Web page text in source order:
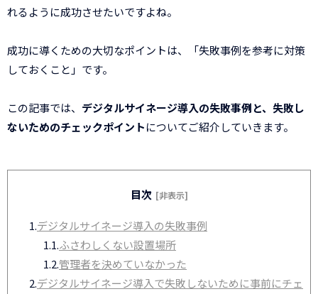
れるように成功させたいですよね。
成功に導くための大切なポイントは、「失敗事例を参考に対策
しておくこと」です。
この記事では、 デジタルサイネージ導入の失敗事例と、失敗し
ないためのチェックポイントについてご紹介していきます。
目次 [非表示]
1.デジタルサイネージ導入の失敗事例
1.1.ふさわしくない設置場所
1.2.管理者を決めていなかった
2.デジタルサイネージ導入で失敗しないために事前にチェ